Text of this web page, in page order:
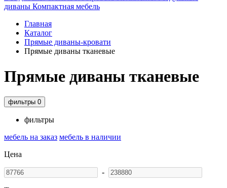
диваны Компактная мебель
Главная
Каталог
Прямые диваны-кровати
Прямые диваны тканевые
Прямые диваны тканевые
фильтры 0
фильтры
мебель на заказ мебель в наличии
Цена
-